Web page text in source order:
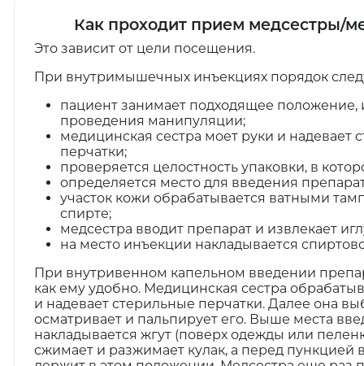
Как проходит прием медсестры/
Это зависит от цели посещения.
При внутримышечных инъекциях порядок
пациент занимает подходящее положение,
проведения манипуляции;
медицинская сестра моет руки и надевает
перчатки;
проверяется целостность упаковки, в
определяется место для введения
участок кожи обрабатывается ватными
спирте;
медсестра вводит препарат и извлекает
на место инъекции накладывается
При внутривенном капельном введении
как ему удобно. Медицинская сестра
и надевает стерильные перчатки. Далее она
осматривает и пальпирует его. Выше места
накладывается жгут (поверх одежды или
сжимает и разжимает кулак, а перед